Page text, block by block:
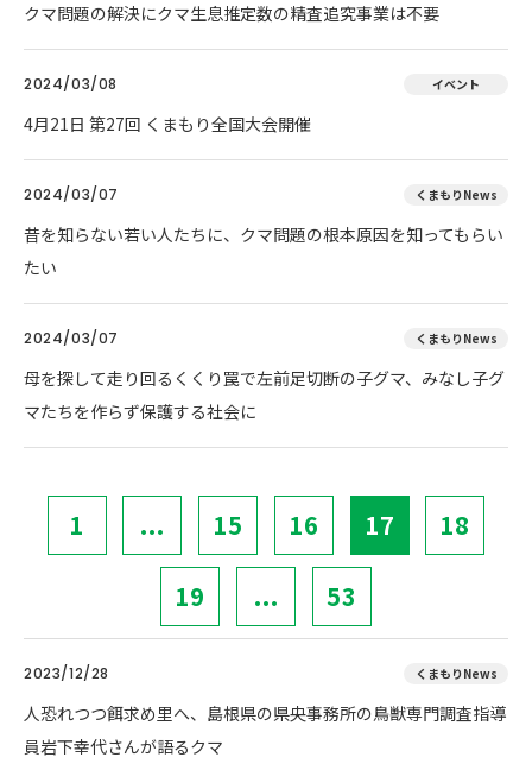
クマ問題の解決にクマ生息推定数の精査追究事業は不要
2024/03/08 イベント
4月21日 第27回 くまもり全国大会開催
2024/03/07 くまもりNews
昔を知らない若い人たちに、クマ問題の根本原因を知ってもらい
たい
2024/03/07 くまもりNews
母を探して走り回るくくり罠で左前足切断の子グマ、みなし子グ
マたちを作らず保護する社会に
1 ... 15 16 17 18
19 ... 53
2023/12/28 くまもりNews
人恐れつつ餌求め里へ、島根県の県央事務所の鳥獣専門調査指導
員岩下幸代さんが語るクマ